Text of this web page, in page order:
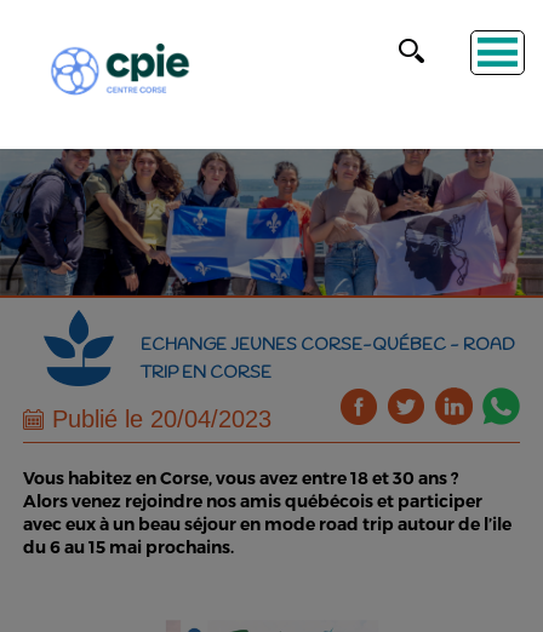
ECHANGE JEUNES CORSE-QUÉBEC - ROAD
TRIP EN CORSE
Publié le 20/04/2023
Vous habitez en Corse, vous avez entre 18 et 30 ans ?
Alors venez rejoindre nos amis québécois et participer
avec eux à un beau séjour en mode road trip autour de l’ile
du 6 au 15 mai prochains.